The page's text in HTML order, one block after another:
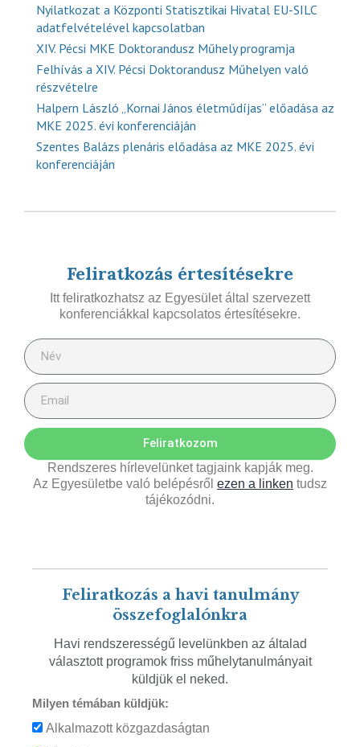
Nyilatkozat a Központi Statisztikai Hivatal EU-SILC
adatfelvételével kapcsolatban
XIV. Pécsi MKE Doktorandusz Műhely programja
Felhívás a XIV. Pécsi Doktorandusz Műhelyen való
részvételre
Halpern László „Kornai János életműdíjas” előadása az
MKE 2025. évi konferenciáján
Szentes Balázs plenáris előadása az MKE 2025. évi
konferenciáján
Feliratkozás értesítésekre
Itt feliratkozhatsz az Egyesület által szervezett
konferenciákkal kapcsolatos értesítésekre.
Feliratkozom
Rendszeres hírlevelünket tagjaink kapják meg.
Az Egyesületbe való belépésről ezen a linken tudsz
tájékozódni.
Feliratkozás a havi tanulmány
összefoglalónkra
Havi rendszerességű levelünkben az általad
választott programok friss műhelytanulmányait
küldjük el neked.
Milyen témában küldjük:
Alkalmazott közgazdaságtan